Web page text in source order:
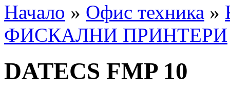
Начало » Офис техника »
ФИСКАЛНИ ПРИНТЕРИ
DATECS FMP 10